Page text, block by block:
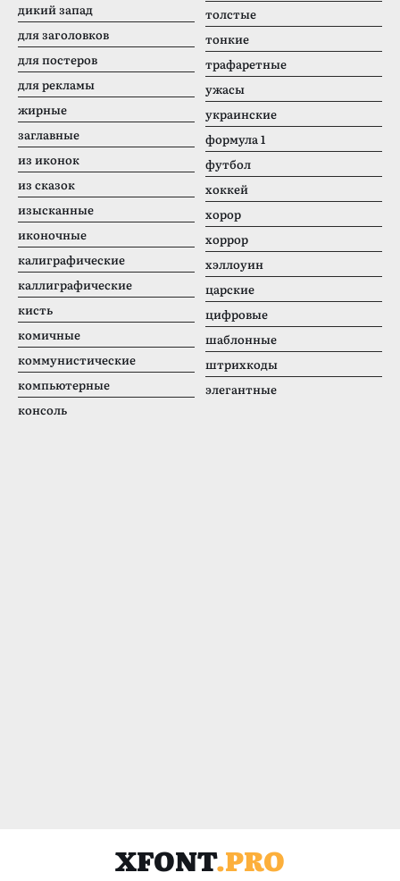
дикий запад
для заголовков
для постеров
для рекламы
жирные
заглавные
из иконок
из сказок
изысканные
иконочные
калиграфические
каллиграфические
кисть
комичные
коммунистические
компьютерные
консоль
толстые
тонкие
трафаретные
ужасы
украинские
формула 1
футбол
хоккей
хорор
хоррор
хэллоуин
царские
цифровые
шаблонные
штрихкоды
элегантные
XFONT.PRO